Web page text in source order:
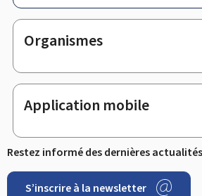
Organismes
Application mobile
Restez informé des dernières
S’inscrire à la newsletter